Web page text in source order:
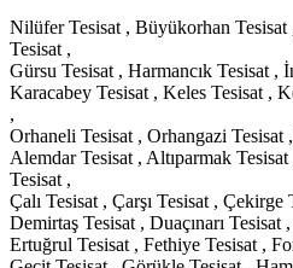
Nilüfer Tesisat , Büyükorhan Tesisat
Tesisat ,
Gürsu Tesisat , Harmancık Tesisat ,
Karacabey Tesisat , Keles Tesisat ,
,
Orhaneli Tesisat , Orhangazi Tesisat
Alemdar Tesisat , Altıparmak
Tesisat ,
Çalı Tesisat , Çarşı Tesisat , Çekirge
Demirtaş Tesisat , Duaçınarı Tesisat
Ertuğrul Tesisat , Fethiye Tesisat ,